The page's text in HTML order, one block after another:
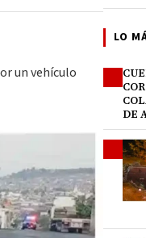
un vehículo
LO
DE